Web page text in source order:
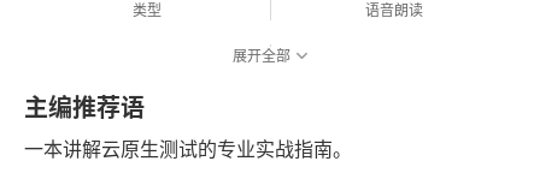
类型 语音朗读
展开全部
主编推荐语
一本讲解云原生测试的专业实战指南。